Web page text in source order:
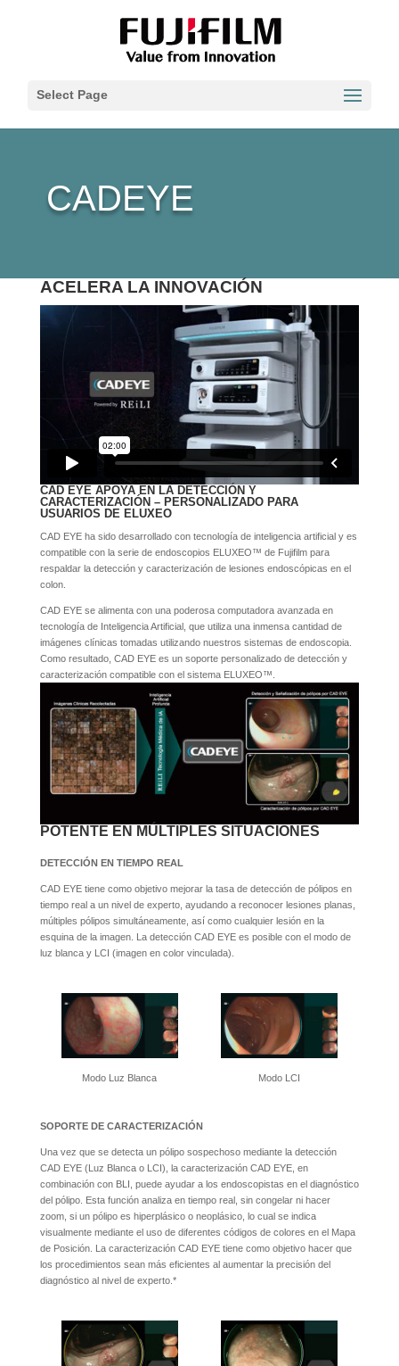
Select Page
CADEYE
ACELERA LA INNOVACIÓN
CAD EYE APOYA EN LA DETECCIÓN Y
CARACTERIZACIÓN – PERSONALIZADO PARA
USUARIOS DE ELUXEO
CAD EYE ha sido desarrollado con tecnología de inteligencia artificial y es
compatible con la serie de endoscopios ELUXEO™ de Fujifilm para
respaldar la detección y caracterización de lesiones endoscópicas en el
colon.
CAD EYE se alimenta con una poderosa computadora avanzada en
tecnología de Inteligencia Artificial, que utiliza una inmensa cantidad de
imágenes clínicas tomadas utilizando nuestros sistemas de endoscopia.
Como resultado, CAD EYE es un soporte personalizado de detección y
caracterización compatible con el sistema ELUXEO™.
POTENTE EN MÚLTIPLES SITUACIONES
DETECCIÓN EN TIEMPO REAL
CAD EYE tiene como objetivo mejorar la tasa de detección de pólipos en
tiempo real a un nivel de experto, ayudando a reconocer lesiones planas,
múltiples pólipos simultáneamente, así como cualquier lesión en la
esquina de la imagen. La detección CAD EYE es posible con el modo de
luz blanca y LCI (imagen en color vinculada).
Modo Luz Blanca Modo LCI
SOPORTE DE CARACTERIZACIÓN
Una vez que se detecta un pólipo sospechoso mediante la detección
CAD EYE (Luz Blanca o LCI), la caracterización CAD EYE, en
combinación con BLI, puede ayudar a los endoscopistas en el diagnóstico
del pólipo. Esta función analiza en tiempo real, sin congelar ni hacer
zoom, si un pólipo es hiperplásico o neoplásico, lo cual se indica
visualmente mediante el uso de diferentes códigos de colores en el Mapa
de Posición. La caracterización CAD EYE tiene como objetivo hacer que
los procedimientos sean más eficientes al aumentar la precisión del
diagnóstico al nivel de experto.*